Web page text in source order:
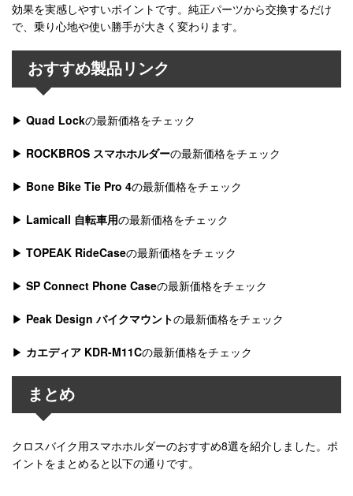
効果を実感しやすいポイントです。純正パーツから交換するだけ
で、乗り心地や使い勝手が大きく変わります。
おすすめ製品リンク
▶ Quad Lockの最新価格をチェック
▶ ROCKBROS スマホホルダーの最新価格をチェック
▶ Bone Bike Tie Pro 4の最新価格をチェック
▶ Lamicall 自転車用の最新価格をチェック
▶ TOPEAK RideCaseの最新価格をチェック
▶ SP Connect Phone Caseの最新価格をチェック
▶ Peak Design バイクマウントの最新価格をチェック
▶ カエディア KDR-M11Cの最新価格をチェック
まとめ
クロスバイク用スマホホルダーのおすすめ8選を紹介しました。ポ
イントをまとめると以下の通りです。